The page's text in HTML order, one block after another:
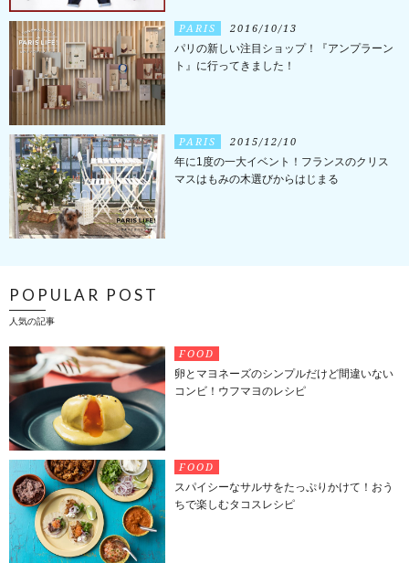
PARIS 2016/10/13
パリの新しい注目ショップ！『アンプラーン
ト』に行ってきました！
PARIS 2015/12/10
年に1度の一大イベント！フランスのクリス
マスはもみの木選びからはじまる
POPULAR POST
人気の記事
FOOD
卵とマヨネーズのシンプルだけど間違いない
コンビ！ウフマヨのレシピ
FOOD
スパイシーなサルサをたっぷりかけて！おう
ちで楽しむタコスレシピ